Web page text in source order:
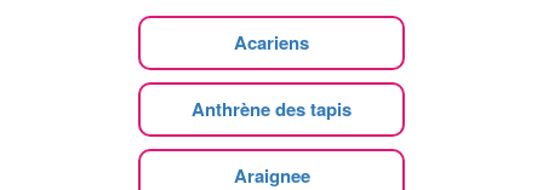
Acariens
Anthrène des tapis
Araignee